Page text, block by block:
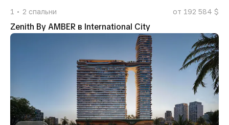
1 2 спальни от 192 584 $
Zenith By AMBER в International City